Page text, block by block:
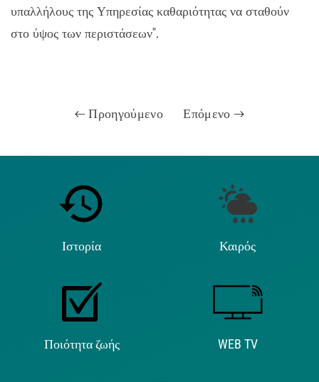
υπαλλήλους της Υπηρεσίας καθαριότητας να σταθούν
στο ύψος των περιστάσεων".
Προηγούμενο Επόμενο
Ιστορία Καιρός
Ποιότητα ζωής WEB TV